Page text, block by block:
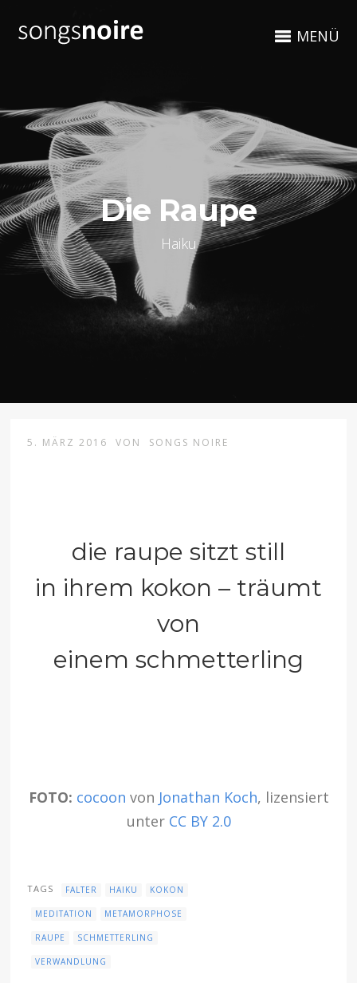
MENÜ
Die Raupe
Haiku
5. MÄRZ 2016 VON SONGS NOIRE
die raupe sitzt still
in ihrem kokon – träumt
von
einem schmetterling
FOTO: cocoon von Jonathan Koch, lizensiert
unter CC BY 2.0
TAGS FALTER HAIKU KOKON
MEDITATION METAMORPHOSE
RAUPE SCHMETTERLING
VERWANDLUNG